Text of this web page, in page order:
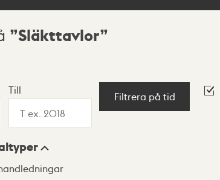
Släkttavlor
Till
Filtrera på tid